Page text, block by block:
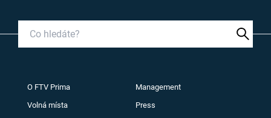
O FTV Prima Management
Volná místa Press